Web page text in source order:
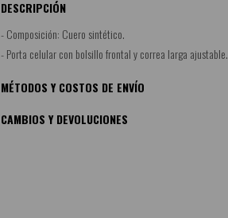
DESCRIPCIÓN
- Composición: Cuero sintético.
- Porta celular con bolsillo frontal y correa larga ajustable.
MÉTODOS Y COSTOS DE ENVÍO
CAMBIOS Y DEVOLUCIONES